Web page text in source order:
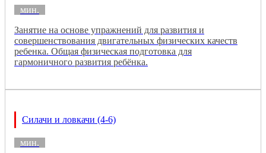
мин.
Занятие на основе упражнений для развития и
совершенствования двигательных физических качеств
ребенка. Общая физическая подготовка для
гармоничного развития ребёнка.
Силачи и ловкачи (4-6)
мин.